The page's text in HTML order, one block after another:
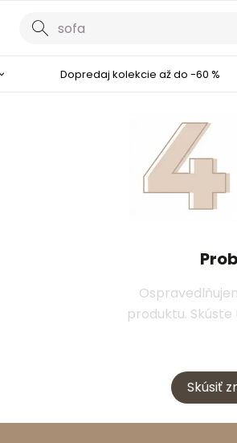
Dopredaj kolekcie až do -60 %
produktu.
Skúsiť